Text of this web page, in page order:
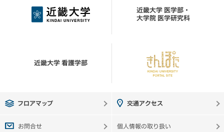
フロアマップ 交通アクセス
お問合せ 個人情報の取り扱い
近畿大学 医学部・
大学院 医学研究科
近畿大学 看護学部